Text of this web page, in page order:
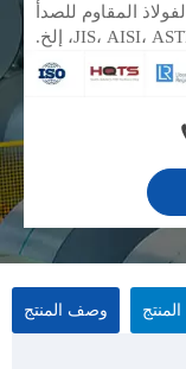
المقاوم للصدأ
وصف المنتج